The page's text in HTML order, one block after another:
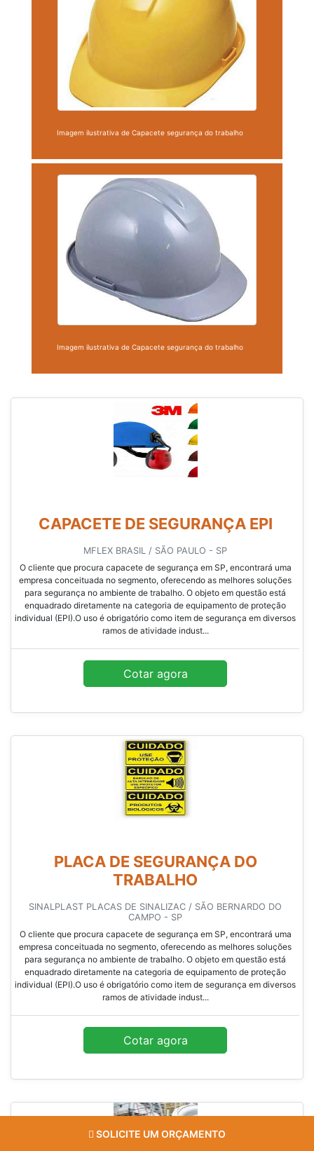
Imagem ilustrativa de Capacete segurança do trabalho
Imagem ilustrativa de Capacete segurança do trabalho
CAPACETE DE SEGURANÇA EPI
MFLEX BRASIL / SÃO PAULO - SP
O cliente que procura capacete de segurança em SP, encontrará uma
empresa conceituada no segmento, oferecendo as melhores soluções
para segurança no ambiente de trabalho. O objeto em questão está
enquadrado diretamente na categoria de equipamento de proteção
individual (EPI).O uso é obrigatório como item de segurança em diversos
ramos de atividade indust...
Cotar agora
PLACA DE SEGURANÇA DO
TRABALHO
SINALPLAST PLACAS DE SINALIZAC / SÃO BERNARDO DO
CAMPO - SP
O cliente que procura capacete de segurança em SP, encontrará uma
empresa conceituada no segmento, oferecendo as melhores soluções
para segurança no ambiente de trabalho. O objeto em questão está
enquadrado diretamente na categoria de equipamento de proteção
individual (EPI).O uso é obrigatório como item de segurança em diversos
ramos de atividade indust...
Cotar agora
SOLICITE UM ORÇAMENTO